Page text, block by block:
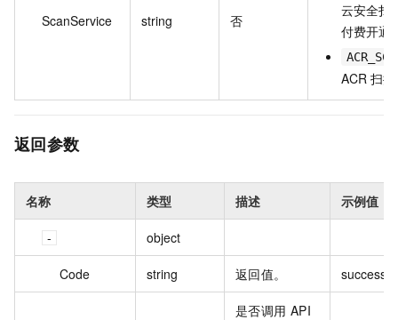
ScanService string 否
云安全扫
付费开通
ACR 扫
返回参数
名称 类型 描述 示例值
object
Code string 返回值。 success
是否调用 API